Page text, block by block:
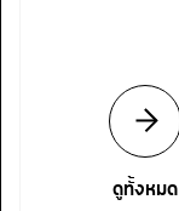
ดูทั้งหมด